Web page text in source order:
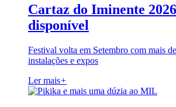
Cartaz do Iminente
disponível
Festival volta em Setembro com mais
instalações e expos
Ler mais+